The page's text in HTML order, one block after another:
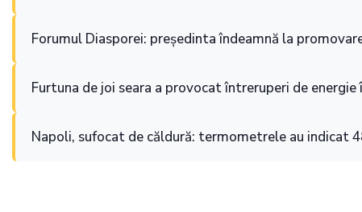
Forumul Diasporei: președinta îndeamnă la
Furtuna de joi seara a provocat întreruperi de energie
Napoli, sufocat de căldură: termometrele au indicat